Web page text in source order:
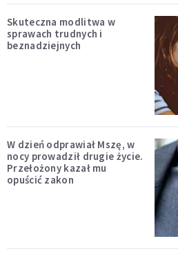
Skuteczna modlitwa w
sprawach trudnych i
beznadziejnych
W dzień odprawiał Mszę, w
nocy prowadził drugie życie.
Przełożony kazał mu
opuścić zakon